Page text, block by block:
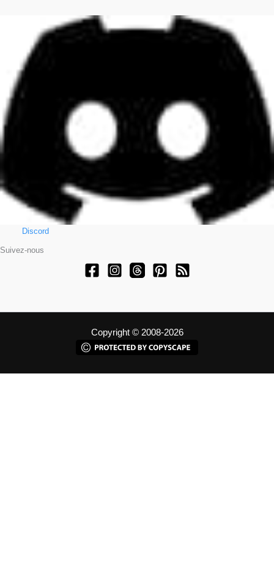
Discord
Suivez-nous
Copyright © 2008-2026